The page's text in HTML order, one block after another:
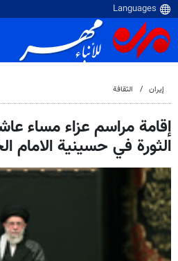
إيران الثقافة
إقامة مراسم عزاء مساء
الثورة في حسينية